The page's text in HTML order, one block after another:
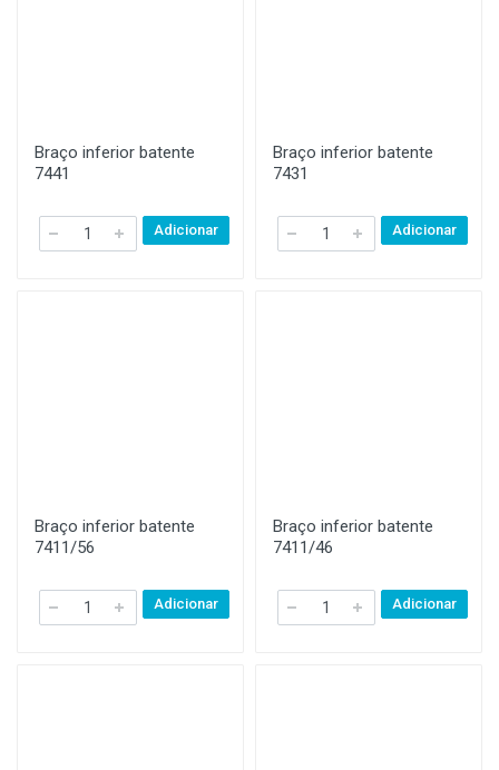
Braço inferior batente
7441
Adicionar
Braço inferior batente
7431
Adicionar
Braço inferior batente
7411/56
Adicionar
Braço inferior batente
7411/46
Adicionar